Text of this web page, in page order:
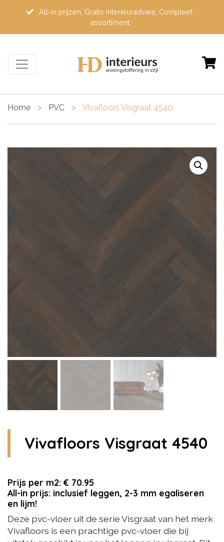
All-in prijzen, Gratis interieuradvies, Compleet
assortiment
Home > PVC > Vivafloors Visgraat 4540
Vivafloors Visgraat 4540
Prijs per m2: € 70.95
All-in prijs: inclusief leggen, 2-3 mm egaliseren
en lijm!
Deze pvc-vloer uit de serie Visgraat van het merk
Vivafloors is een prachtige pvc-vloer die bij